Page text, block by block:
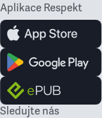
Aplikace Respekt
Sledujte nás